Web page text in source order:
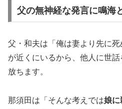
父の無神経な発言に鳴海
父・和夫は「俺は妻より先に
が近くにいるから、他人に世
放ちます。
那須田は「そんな考えでは娘に